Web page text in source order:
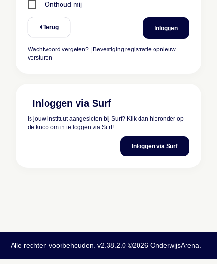
Onthoud mij
Terug Inloggen
Wachtwoord vergeten?|
Bevestiging registratie opnieuw
versturen
Inloggen via Surf
Is jouw instituut aangesloten bij Surf? Klik dan hieronder op
de knop om in te loggen via Surf!
Inloggen via Surf
Alle rechten voorbehouden. v2.38.2.0 ©2026 OnderwijsArena.